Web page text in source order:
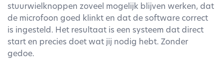
stuurwielknoppen zoveel mogelijk blijven werken, dat
de microfoon goed klinkt en dat de software correct
is ingesteld. Het resultaat is een systeem dat direct
start en precies doet wat jij nodig hebt. Zonder
gedoe.